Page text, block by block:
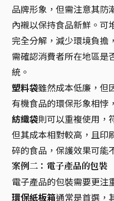
品牌形象，但需注意其防
內襯以保持食品新鮮。可
完全分解，減少環境負擔
需確認消費者所在地區是
統。
塑料袋雖然成本低廉，但
有機食品的環保形象相悖
紡織袋則可以重複使用，
但其成本相對較高，且印
碎的食品，保護效果可能
案例二：電子產品的包裝
電子產品的包裝需要更注
環保紙板箱通常是首選，